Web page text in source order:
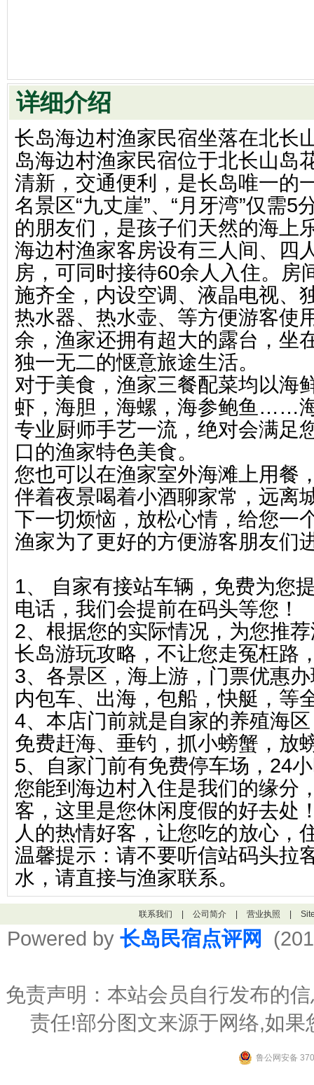
详细介绍
长岛海边村渔家民宿坐落在北
岛海边村渔家民宿位于北长山岛
清新，交通便利，是长岛唯一的
名景区“九丈崖”、“月牙湾”仅需
的朋友们，是孩子们天然的海上
海边村渔家客房设有三人间、四
房，可同时接待60余人入住。
施齐全，内设空调、液晶电视、
热水器、热水壶、等方便游客使
余，渔家还拥有超大的露台，坐
独一无二的惬意旅途生活。
对于美食，渔家三餐配菜均以海
虾，海胆，海螺，海参鲍鱼……
专业厨师手艺一流，绝对会满足
口的渔家特色美食。
您也可以在渔家室外海滩上用餐
伴着夜景喝着小酒聊家常，远离
下一切烦恼，放松心情，给您一
渔家为了更好的方便游客朋友们
1、 自家有接站车辆，免费为您
电话，我们会提前在码头等您！
2、根据您的实际情况，为您推
长岛游玩攻略，不让您走冤枉路
3、各景区，海上游，门票优惠
内包车、出海，包船，快艇，等
4、本店门前就是自家的养殖海
免费赶海、垂钓，抓小螃蟹，放
5、自家门前有免费停车场，24
您能到海边村入住是我们的缘分
客，这里是您休闲度假的好去处
人的热情好客，让您吃的放心，
温馨提示：请不要听信站码头拉
水，请直接与渔家联系。
联系我们 公司简介 营业执照
Powered by 长岛民宿点评网
免责声明：本站会员自行发布的
责任!部分图文来源于网络,如
鲁公网安备